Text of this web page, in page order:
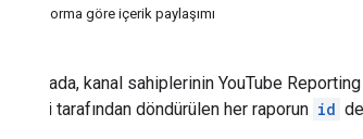
Platforma göre içerik paylaşımı
Bu sayfada, kanal sahiplerinin YouTube
yöntemi tarafından döndürülen her raporun id